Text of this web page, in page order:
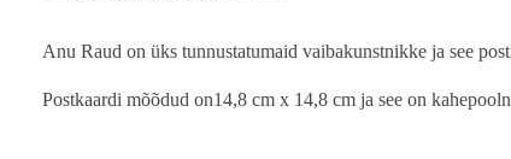
Anu Raud on üks tunnustatumaid vaibakunstnikke ja see
Postkaardi mõõdud on14,8 cm x 14,8 cm ja see on